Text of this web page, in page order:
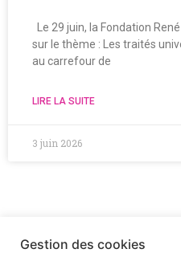
Le 29 juin, la Fondation
sur le thème : Les traités
au carrefour de
LIRE LA SUITE
3 juin 2026
Gestion des cookies